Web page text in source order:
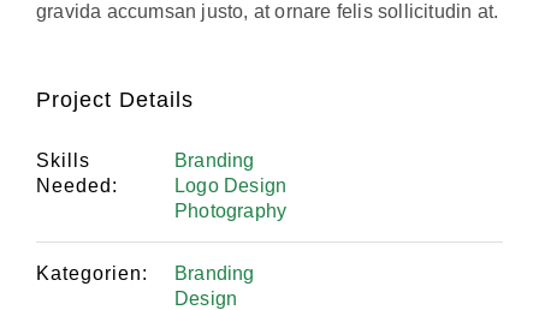
gravida accumsan justo, at ornare felis sollicitudin at.
Project Details
Skills
Needed:
Branding
Logo Design
Photography
Kategorien:
Branding
Design